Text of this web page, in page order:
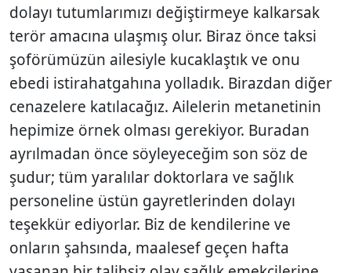
dolayı tutumlarımızı değiştirmeye kalkarsak
terör amacına ulaşmış olur. Biraz önce taksi
şoförümüzün ailesiyle kucaklaştık ve onu
ebedi istirahatgahına yolladık. Birazdan diğer
cenazelere katılacağız. Ailelerin metanetinin
hepimize örnek olması gerekiyor. Buradan
ayrılmadan önce söyleyeceğim son söz de
şudur; tüm yaralılar doktorlara ve sağlık
personeline üstün gayretlerinden dolayı
teşekkür ediyorlar. Biz de kendilerine ve
onların şahsında, maalesef geçen hafta